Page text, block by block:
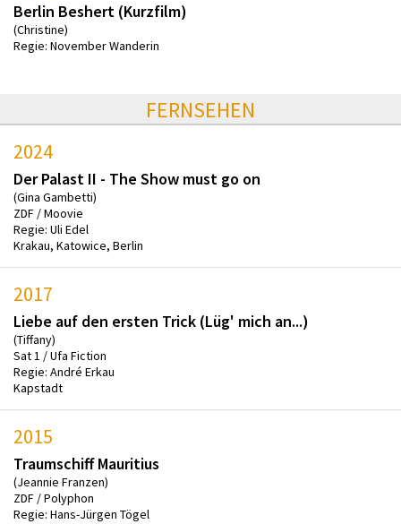
Berlin Beshert (Kurzfilm)
(Christine)
Regie: November Wanderin
FERNSEHEN
2024
Der Palast II - The Show must go on
(Gina Gambetti)
ZDF / Moovie
Regie: Uli Edel
Krakau, Katowice, Berlin
2017
Liebe auf den ersten Trick (Lüg' mich an...)
(Tiffany)
Sat 1 / Ufa Fiction
Regie: André Erkau
Kapstadt
2015
Traumschiff Mauritius
(Jeannie Franzen)
ZDF / Polyphon
Regie: Hans-Jürgen Tögel